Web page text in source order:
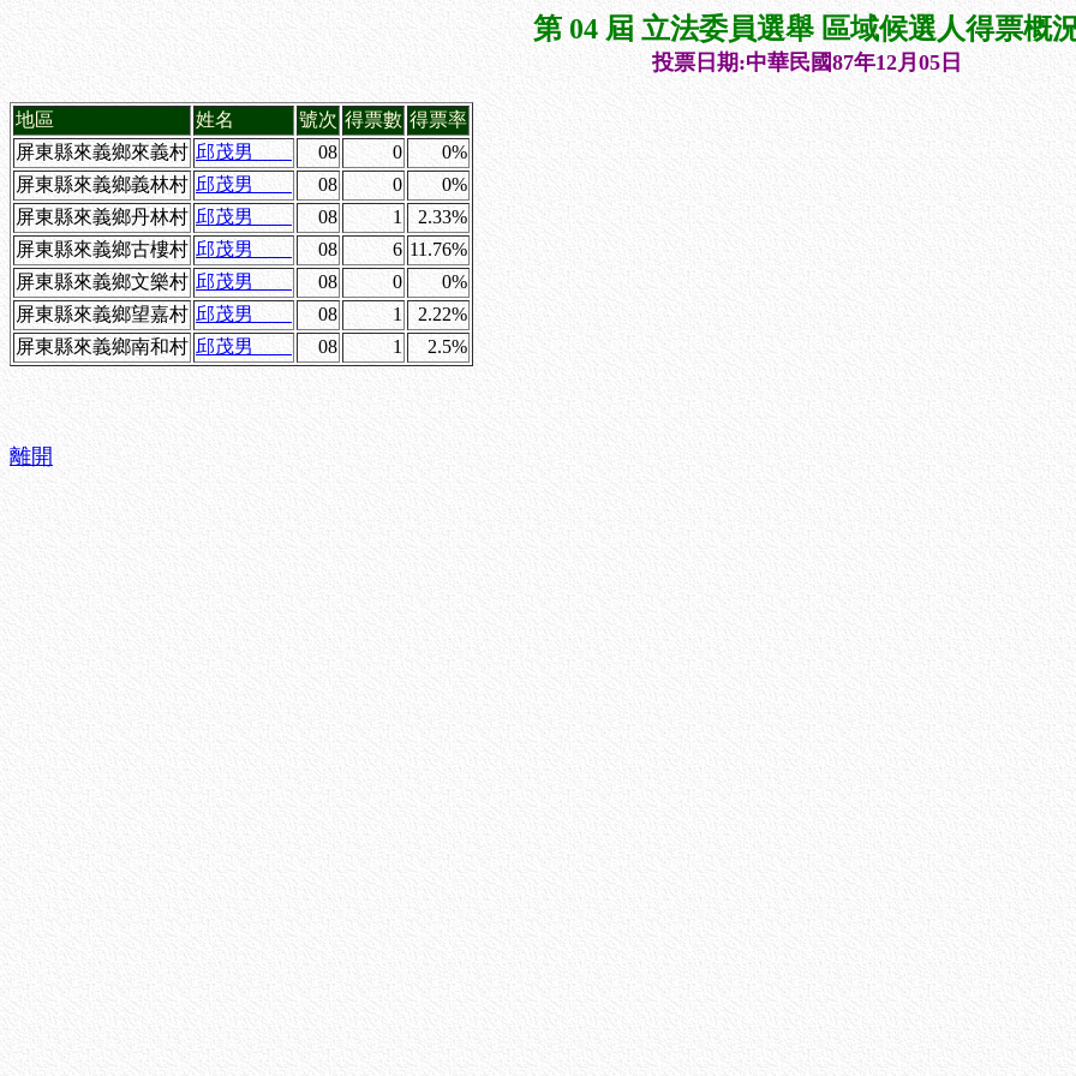
第 04 屆 立法委員選舉 區域候選人得票概
投票日期:中華民國87年12月05日
地區 姓名 號次 得票數 得票率
屏東縣來義鄉來義村 邱茂男 08 0
0%
屏東縣來義鄉義林村 邱茂男 08 0
0%
屏東縣來義鄉丹林村 邱茂男 08 1
2.33%
屏東縣來義鄉古樓村 邱茂男 08 6 11.76%
屏東縣來義鄉文樂村 邱茂男 08 0
0%
屏東縣來義鄉望嘉村 邱茂男 08 1
2.22%
屏東縣來義鄉南和村 邱茂男 08 1 2.5%
離開